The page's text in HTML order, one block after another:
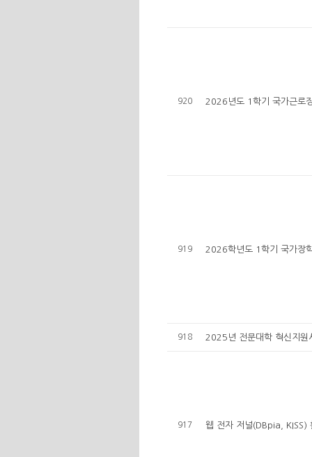
920 2026년도 1학기 국가근로
919 2026학년도 1학기 국가장
918 2025년 전문대학 혁신지원
917 웹 전자 저널(DBpia, KISS)